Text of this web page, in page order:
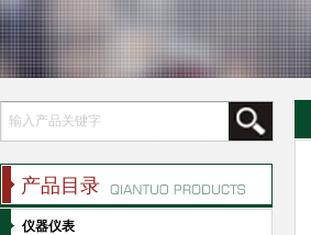
产品目录
仪器仪表